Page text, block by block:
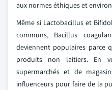
aux normes éthiques et
Même si Lactobacillus et
communs, Bacillus
deviennent populaires parce
produits non laitiers. En
supermarchés et de
influenceurs pour faire de la